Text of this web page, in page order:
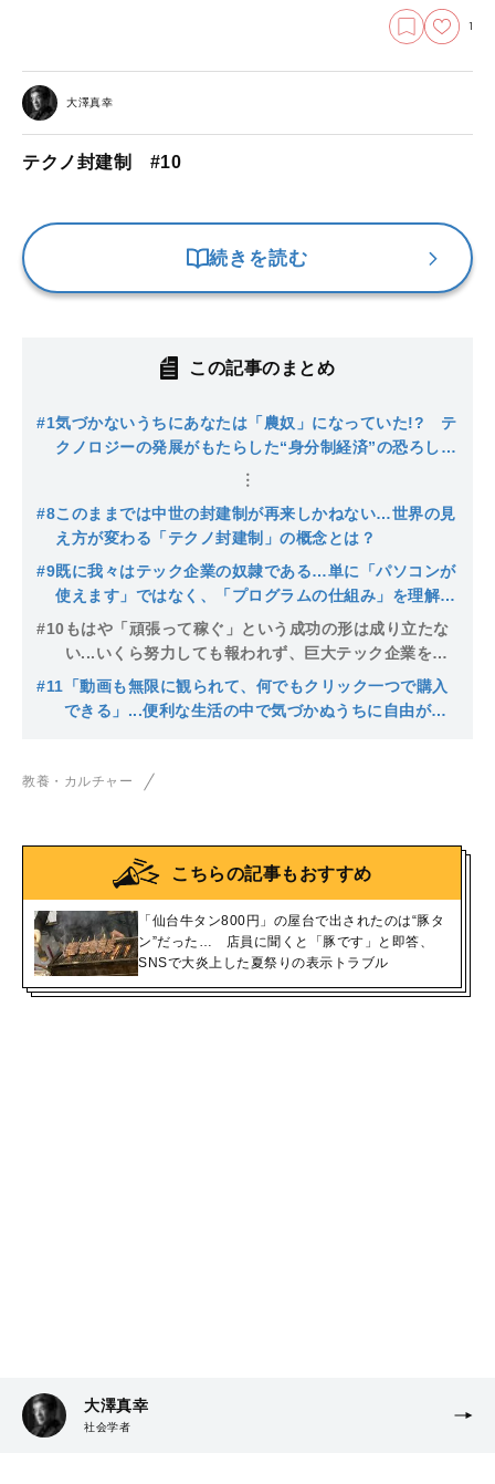
1
大澤真幸
テクノ封建制 #10
続きを読む
この記事のまとめ
#1気づかないうちにあなたは「農奴」になっていた!? テ
クノロジーの発展がもたらした“身分制経済”の恐ろしい
#8このままでは中世の封建制が再来しかねない…世界の見
え方が変わる「テクノ封建制」の概念とは？
#9既に我々はテック企業の奴隷である…単に「パソコンが
使えます」ではなく、「プログラムの仕組み」を理解す
ることがクラウド農奴からの脱却の鍵
#10もはや「頑張って稼ぐ」という成功の形は成り立たな
い...いくら努力しても報われず、巨大テック企業を富
ませるだけだと言える理由
#11 「動画も無限に観られて、何でもクリック一つで購入
できる」...便利な生活の中で気づかぬうちに自由が奪
教養・カルチャー
こちらの記事もおすすめ
「仙台牛タン800円」の屋台で出されたのは“豚タ
ン”だった… 店員に聞くと「豚です」と即答、
SNSで大炎上した夏祭りの表示トラブル
大澤真幸
社会学者